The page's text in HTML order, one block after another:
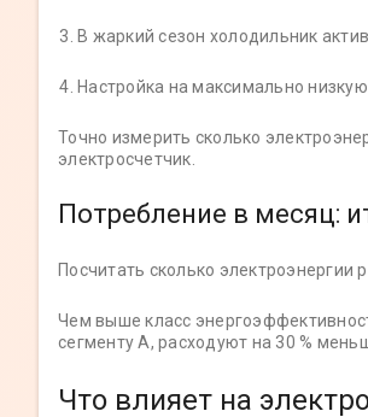
В жаркий сезон холодильник
Настройка на максимально
Точно измерить сколько
электросчетчик.
Потребление в месяц:
Посчитать сколько электроэнергии
Чем выше класс
сегменту А, расходуют на 30 %
Что влияет на